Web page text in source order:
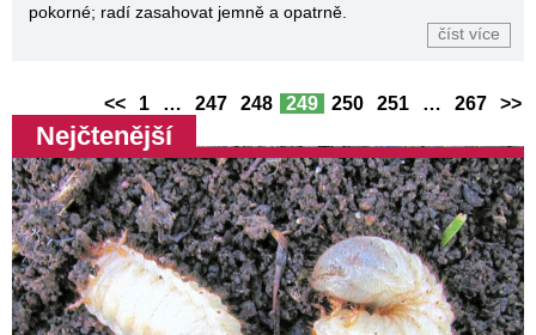
pokorné; radí zasahovat jemně a opatrně.
číst více
<< 1 … 247 248 249 250 251 … 267 >>
Nejčtenější